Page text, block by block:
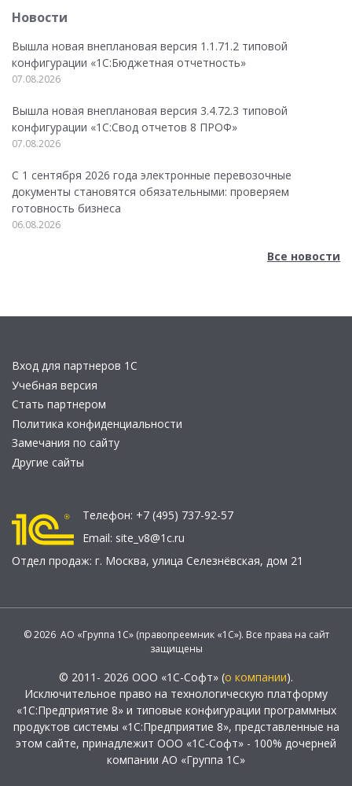
Новости
Вышла новая внеплановая версия 1.1.71.2 типовой
конфигурации «1C:Бюджетная отчетность»
07.08.2026
Вышла новая внеплановая версия 3.4.72.3 типовой
конфигурации «1C:Свод отчетов 8 ПРОФ»
07.08.2026
С 1 сентября 2026 года электронные перевозочные
документы становятся обязательными: проверяем
готовность бизнеса
06.08.2026
Все новости
Вход для партнеров 1С
Учебная версия
Стать партнером
Политика конфиденциальности
Замечания по сайту
Другие сайты
Телефон: +7 (495) 737-92-57
Email: site_v8@1c.ru
Отдел продаж: г. Москва, улица Селезнёвская, дом 21
© 2026 АО «Группа 1С» (правопреемник «1С»). Все права на сайт
защищены
© 2011- 2026 ООО «1С-Софт» (о компании).
Исключительное право на технологическую платформу
«1С:Предприятие 8» и типовые конфигурации программных
продуктов системы «1С:Предприятие 8», представленные на
этом сайте, принадлежит ООО «1С-Софт» - 100% дочерней
компании АО «Группа 1С»